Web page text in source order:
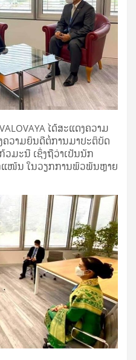
ໄດ້ສະແດງຄວາມ
ຄວາມຍິນດີຕໍ່ການມາປະຕິບັດ
ມະນີ ເຊິ່ງຖືວ່າເປັນນັກ
ໜ້ນ ໃນວຽກການພົວພັນຫຼາຍ